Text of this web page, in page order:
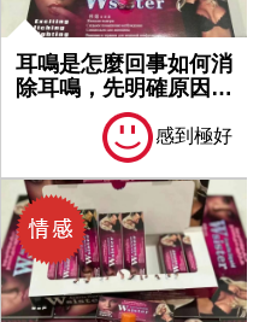
耳鳴是怎麼回事如何消
除耳鳴，先明確原因再
感到極好